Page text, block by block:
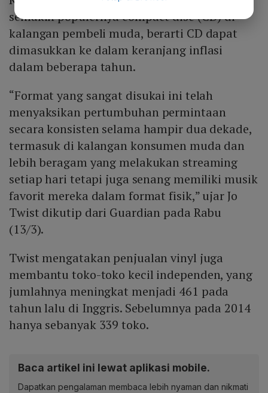
semakin populernya compact disc (CD) di
kalangan pembeli muda, berarti CD dapat
dimasukkan ke dalam keranjang inflasi
dalam beberapa tahun.
“Format yang sangat disukai ini telah
menyaksikan pertumbuhan permintaan
secara konsisten selama hampir dua dekade,
termasuk di kalangan konsumen muda dan
lebih beragam yang melakukan streaming
setiap hari tetapi juga senang memiliki musik
favorit mereka dalam format fisik,” ujar Jo
Twist dikutip dari Guardian pada Rabu
(13/3).
Twist mengatakan penjualan vinyl juga
membantu toko-toko kecil independen, yang
jumlahnya meningkat menjadi 461 pada
tahun lalu di Inggris. Sebelumnya pada 2014
hanya sebanyak 339 toko.
Baca artikel ini lewat aplikasi mobile.
Dapatkan pengalaman membaca lebih nyaman dan nikmati